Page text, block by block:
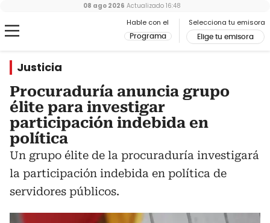
Hable con el
Programa
Selecciona tu emisora
Elige tu emisora
08 ago 2026 Actualizado 16:48
Justicia
Procuraduría anuncia grupo
élite para investigar
participación indebida en
política
Un grupo élite de la procuraduría investigará
la participación indebida en política de
servidores públicos.